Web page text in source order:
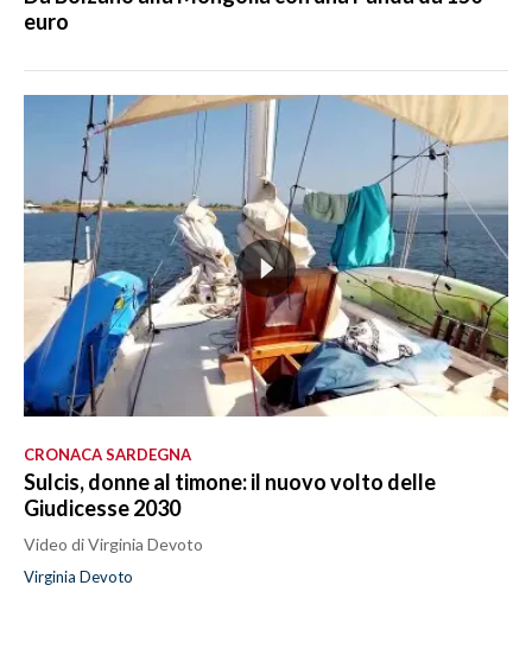
euro
CRONACA SARDEGNA
Sulcis, donne al timone: il nuovo volto delle
Giudicesse 2030
Video di Virginia Devoto
Virginia Devoto